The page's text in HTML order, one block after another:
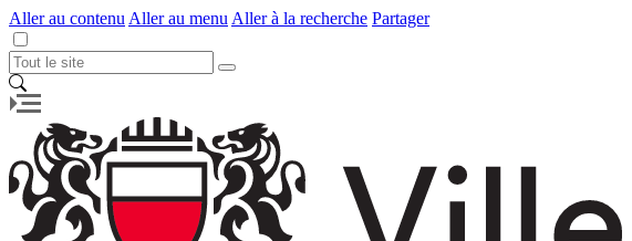
Aller au contenu Aller au menu Aller à la recherche Partager